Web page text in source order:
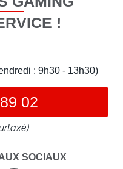
!
: 9h30 - 13h30)
02
SOCIAUX